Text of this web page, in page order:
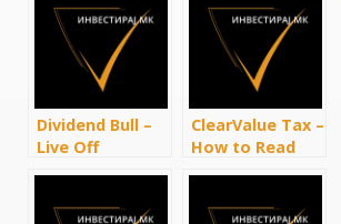
Dividend Bull –
Live Off
You Don’t Need
ClearValue Tax –
How to Read
Tutorial –